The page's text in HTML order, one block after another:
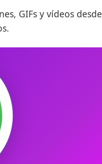
GIFs y vídeos desde